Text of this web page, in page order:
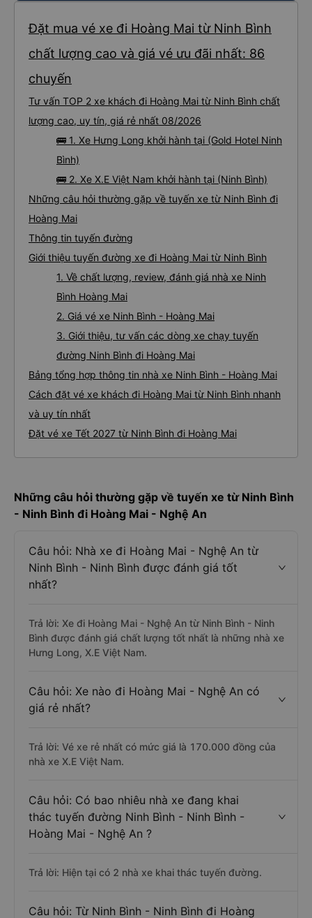
Đặt mua vé xe đi Hoàng Mai từ Ninh Bình
chất lượng cao và giá vé ưu đãi nhất: 86
chuyến
Tư vấn TOP 2 xe khách đi Hoàng Mai từ Ninh Bình chất
lượng cao, uy tín, giá rẻ nhất 08/2026
🚌 1. Xe Hưng Long khởi hành tại (Gold Hotel Ninh
Bình)
🚌 2. Xe X.E Việt Nam khởi hành tại (Ninh Bình)
Những câu hỏi thường gặp về tuyến xe từ Ninh Bình đi
Hoàng Mai
Thông tin tuyến đường
Giới thiệu tuyến đường xe đi Hoàng Mai từ Ninh Bình
1. Về chất lượng, review, đánh giá nhà xe Ninh
Bình Hoàng Mai
2. Giá vé xe Ninh Bình - Hoàng Mai
3. Giới thiệu, tư vấn các dòng xe chạy tuyến
đường Ninh Bình đi Hoàng Mai
Bảng tổng hợp thông tin nhà xe Ninh Bình - Hoàng Mai
Cách đặt vé xe khách đi Hoàng Mai từ Ninh Bình nhanh
và uy tín nhất
Đặt vé xe Tết 2027 từ Ninh Bình đi Hoàng Mai
Những câu hỏi thường gặp về tuyến xe từ Ninh Bình
- Ninh Bình đi Hoàng Mai - Nghệ An
Câu hỏi: Nhà xe đi Hoàng Mai - Nghệ An từ
Ninh Bình - Ninh Bình được đánh giá tốt
nhất?
Trả lời: Xe đi Hoàng Mai - Nghệ An từ Ninh Bình - Ninh
Bình được đánh giá chất lượng tốt nhất là những nhà xe
Hưng Long, X.E Việt Nam.
Câu hỏi: Xe nào đi Hoàng Mai - Nghệ An có
giá rẻ nhất?
Trả lời: Vé xe rẻ nhất có mức giá là 170.000 đồng của
nhà xe X.E Việt Nam.
Câu hỏi: Có bao nhiêu nhà xe đang khai
thác tuyến đường Ninh Bình - Ninh Bình -
Hoàng Mai - Nghệ An ?
Trả lời: Hiện tại có 2 nhà xe khai thác tuyến đường.
Câu hỏi: Từ Ninh Bình - Ninh Bình đi Hoàng